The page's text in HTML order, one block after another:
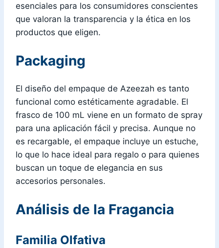
esenciales para los consumidores conscientes
que valoran la transparencia y la ética en los
productos que eligen.
Packaging
El diseño del empaque de Azeezah es tanto
funcional como estéticamente agradable. El
frasco de 100 mL viene en un formato de spray
para una aplicación fácil y precisa. Aunque no
es recargable, el empaque incluye un estuche,
lo que lo hace ideal para regalo o para quienes
buscan un toque de elegancia en sus
accesorios personales.
Análisis de la Fragancia
Familia Olfativa